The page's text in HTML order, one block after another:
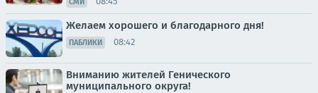
Желаем хорошего и благодарного дня!
ПАБЛИКИ 08:42
Вниманию жителей Генического
муниципального округа!